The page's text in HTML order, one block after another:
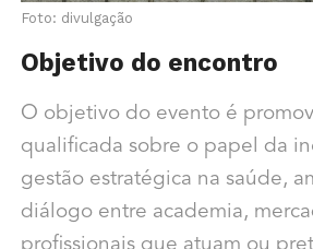
Foto: divulgação
Objetivo do encontro
O objetivo do evento é
qualificada sobre o papel da
gestão estratégica na saúde,
diálogo entre academia,